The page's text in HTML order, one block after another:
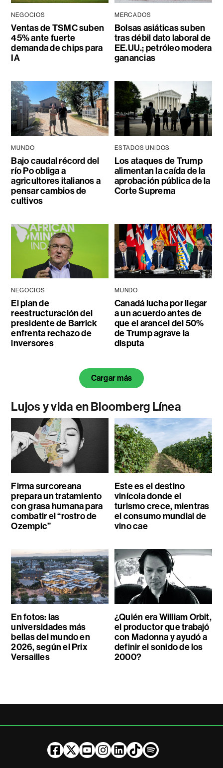
NEGOCIOS
Ventas de TSMC suben
45% ante fuerte
demanda de chips para
IA
MERCADOS
Bolsas asiáticas suben
tras débil dato laboral de
EE.UU.; petróleo modera
ganancias
MUNDO
Bajo caudal récord del
río Po obliga a
agricultores italianos a
pensar cambios de
cultivos
ESTADOS UNIDOS
Los ataques de Trump
alimentan la caída de la
aprobación pública de la
Corte Suprema
NEGOCIOS
El plan de
reestructuración del
presidente de Barrick
enfrenta rechazo de
inversores
MUNDO
Canadá lucha por llegar
a un acuerdo antes de
que el arancel del 50%
de Trump agrave la
disputa
Cargar más
Lujos y vida en Bloomberg Línea
Firma surcoreana
prepara un tratamiento
con grasa humana para
combatir el “rostro de
Ozempic”
Este es el destino
vinícola donde el
turismo crece, mientras
el consumo mundial de
vino cae
En fotos: las
universidades más
bellas del mundo en
2026, según el Prix
Versailles
¿Quién era William Orbit,
el productor que trabajó
con Madonna y ayudó a
definir el sonido de los
2000?